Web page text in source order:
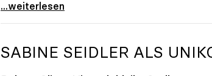
Große Nachfrage: Psychologische
...weiterlesen
SABINE SEIDLER ALS